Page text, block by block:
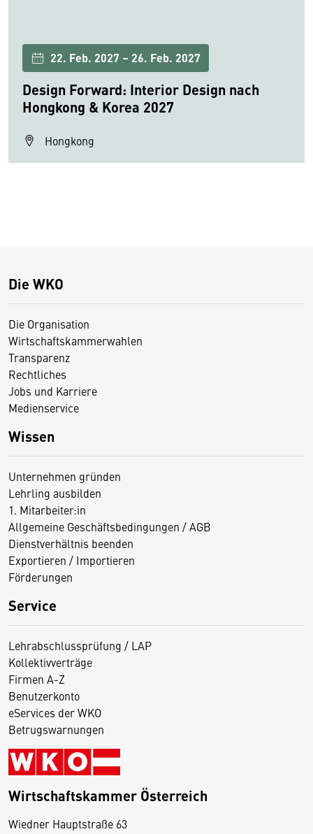
22. Feb. 2027 – 26. Feb. 2027
Design Forward: Interior Design nach
Hongkong & Korea 2027
Hongkong
Die WKO
Die Organisation
Wirtschaftskammerwahlen
Transparenz
Rechtliches
Jobs und Karriere
Medienservice
Wissen
Unternehmen gründen
Lehrling ausbilden
1. Mitarbeiter:in
Allgemeine Geschäftsbedingungen / AGB
Dienstverhältnis beenden
Exportieren / Importieren
Förderungen
Service
Lehrabschlussprüfung / LAP
Kollektivverträge
Firmen A-Z
Benutzerkonto
eServices der WKO
Betrugswarnungen
Wirtschaftskammer Österreich
Wiedner Hauptstraße 63
D